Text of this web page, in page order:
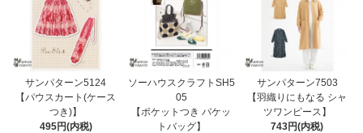
サンパターン5124
【パウスカート(ケース
つき)】
495円(内税)
ソーハウスクラフトSH5
05
【ポケットつき バケッ
トバッグ】
サンパターン7503
【羽織りにもなる シャ
ツワンピース】
743円(内税)